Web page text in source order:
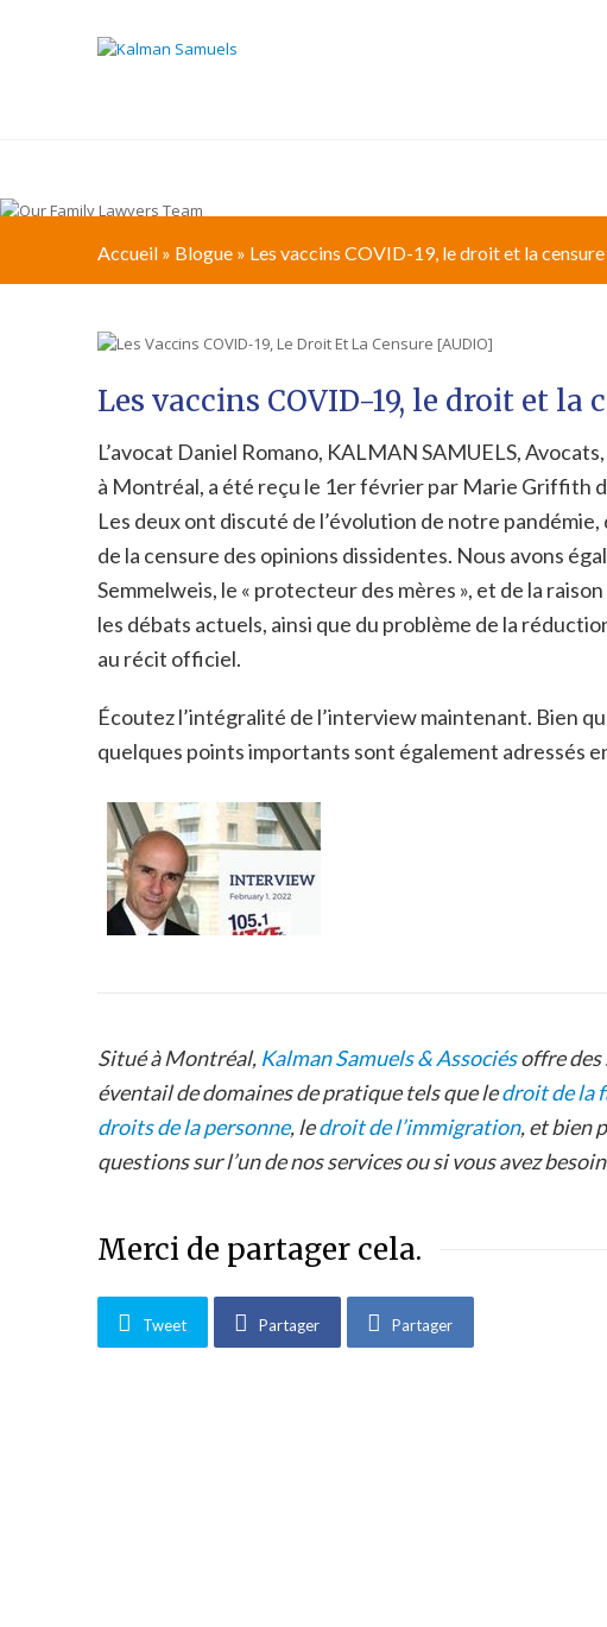
Accueil » Blogue » Les vaccins COVID-19, le droit et la
Les vaccins COVID-19, le droit et la
L’avocat Daniel Romano, KALMAN SAMUELS,
à Montréal, a été reçu le 1er février par Marie Griffith
Les deux ont discuté de l’évolution de notre
de la censure des opinions dissidentes. Nous avons
Semmelweis, le « protecteur des mères », et de la
les débats actuels, ainsi que du problème de la
au récit officiel.
Écoutez l’intégralité de l’interview maintenant. Bien
quelques points importants sont également adressés
Situé à Montréal, Kalman Samuels & Associésoffre des
éventail de domaines de pratique tels que ledroit de la
droits de la personne, ledroit de l’immigration, et bien
questions sur l’un de nos services ou si vous avez
Merci de partager cela.
Tweet Partager Partager